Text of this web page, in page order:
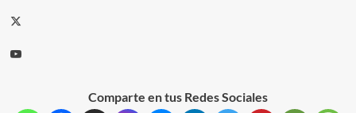
Comparte en tus Redes Sociales